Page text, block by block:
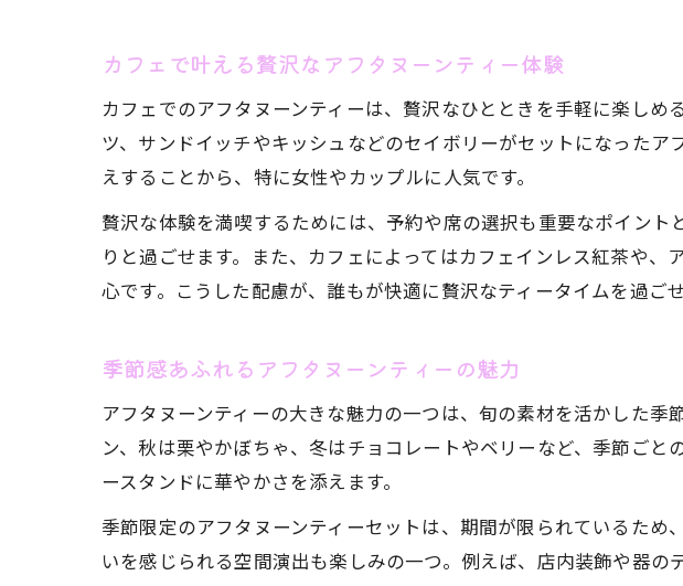
優雅な午後に彩り添
アフタヌーンテ
カフェで叶える
手軽に極上ティータ
予約不要で楽し
コスパ重視で選
カフェで叶える贅沢なアフタヌーンティー体験
カフェでのアフタヌーンティーは、贅沢なひとときを手軽に楽し
ツ、サンドイッチやキッシュなどのセイボリーがセットになった
えすることから、特に女性やカップルに人気です。
贅沢な体験を満喫するためには、予約や席の選択も重要なポイン
りと過ごせます。また、カフェによってはカフェインレス紅茶や
心です。こうした配慮が、誰もが快適に贅沢なティータイムを過ご
季節感あふれるアフタヌーンティーの魅力
アフタヌーンティーの大きな魅力の一つは、旬の素材を活かした
ン、秋は栗やかぼちゃ、冬はチョコレートやベリーなど、季節ご
ースタンドに華やかさを添えます。
季節限定のアフタヌーンティーセットは、期間が限られているた
いを感じられる空間演出も楽しみの一つ。例えば、店内装飾や器